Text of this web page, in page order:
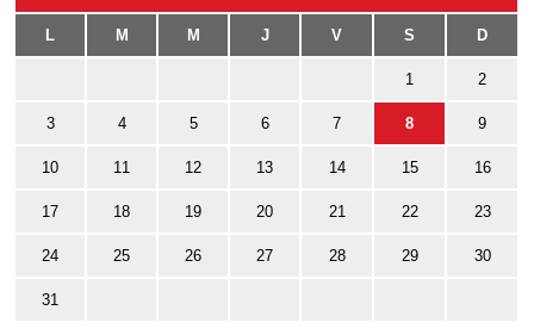
L M M J V S D
1 2
3 4 5 6 7 8 9
10 11 12 13 14 15 16
17 18 19 20 21 22 23
24 25 26 27 28 29 30
31